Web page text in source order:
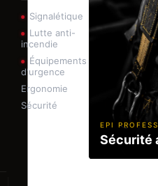
Signalétique
Lutte anti-
incendie
Équipements
d'urgence
Ergonomie
Sécurité
EPI
Sécurité